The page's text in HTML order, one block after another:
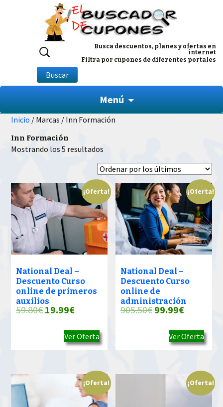
Busca descuentos, planes y ofertas en
internet
Filtra por cupones de diferentes portales
Buscar
por:
Buscar
Menú
Inicio / Marcas / Inn Formación
Inn Formación
Mostrando los 5 resultados
por
los
últimos
¡Oferta!
National Deal –
Descuento Curso
online de primeros
auxilios
59.80€El
original
era:
19.99€El
actual
es:
19.99€.
Ver Oferta
¡Oferta!
National Deal –
Descuento Curso
online de
administración
905.50€ El
original
era:
99.99€El
actual
es:
99.99€.
Ver Oferta
¡Oferta! ¡Oferta!